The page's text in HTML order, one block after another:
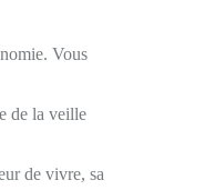
Vous
de la veille
de vivre, sa